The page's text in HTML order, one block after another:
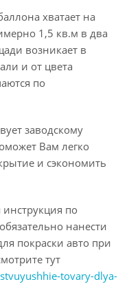
хватает на
1,5 кв.м в два
возникает в
и от цвета
по
заводскому
Вам легко
и сэкономить
инструкция по
нанести
покраски авто при
тут
tovary-dlya-